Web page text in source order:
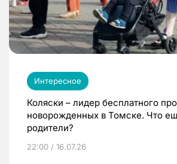
Интересное
Коляски – лидер бесплатного
новорожденных в Томске. Что
родители?
22:00 / 16.07.26